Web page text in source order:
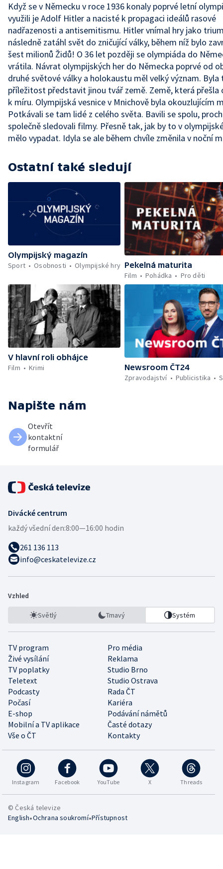
Když se v Německu v roce 1936 konaly poprvé letní
využili je Adolf Hitler a nacisté k propagaci ideálů rasové
nadřazenosti a antisemitismu. Hitler vnímal hry jako
následně zatáhl svět do zničující války, během níž bylo
šest milionů Židů! O 36 let později se olympiáda do
vrátila. Návrat olympijských her do Německa poprvé od
druhé světové války a holokaustu měl velký význam. Byla
příležitost představit jinou tvář země. Země, která přešla
k míru. Olympijská vesnice v Mnichově byla okouzlujícím
Potkávali se tam lidé z celého světa. Bavili se spolu,
společně sledovali filmy. Přesně tak, jak by to v
mělo vypadat. Idyla se ale během chvíle změnila v noční
Ostatní také sledují
Olympijský magazín
Sport
Osobnosti Olympijské hry Pekelná maturita
Film
Pohádka Pro děti
V hlavní roli obhájce
Film
Krimi
Newsroom ČT24
Zpravodajství
Publicistika
Napište nám
Otevřít
kontaktní
formulář
Divácké centrum
každý všední den:8:00—16:00 hodin
261 136 113
info@ceskatelevize.cz
Vzhled
Světlý Tmavý Systém
TV program
Pro média
Živé vysílání
Reklama
TV poplatky
Studio Brno
Teletext
Studio Ostrava
Podcasty
Rada ČT
Počasí
Kariéra
E-shop
Podávání námětů
Mobilní a TV aplikace
Časté dotazy
Vše o ČT
Kontakty
Instagram Facebook YouTube X Threads
© Česká televize
English•Ochrana soukromí•Přístupnost